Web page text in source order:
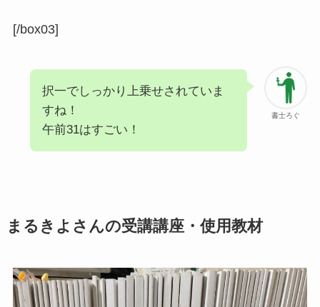
[/box03]
書士ろぐ
択一でしっかり上乗せされていま
すね！
午前31はすごい！
まるきよさんの受講講座・使用教材